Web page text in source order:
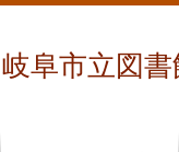
岐阜市立図書